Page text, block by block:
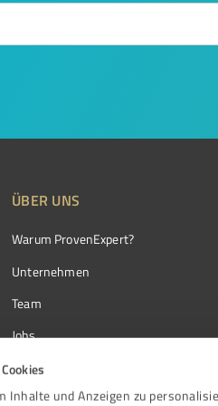
Inhalte und Anzeigen zu
ÜBER UNS
Warum ProvenExpert?
Unternehmen
Team
Jobs
Kundenstimmen
Kontakt